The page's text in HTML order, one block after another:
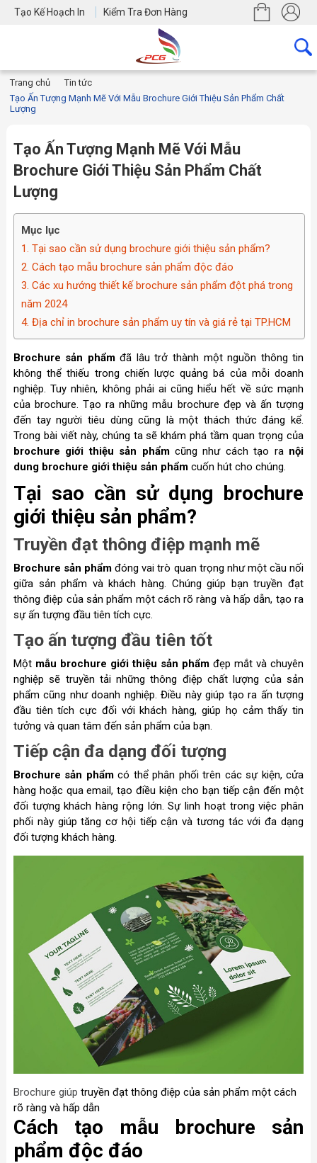
Tạo Kế Hoạch In Kiểm Tra Đơn Hàng
Trang chủ
Tin tức
Tạo Ấn Tượng Mạnh Mẽ Với Mẫu Brochure Giới Thiệu Sản Phẩm Chất
Lượng
Tạo Ấn Tượng Mạnh Mẽ Với Mẫu
Brochure Giới Thiệu Sản Phẩm Chất
Lượng
Mục lục
1. Tại sao cần sử dụng brochure giới thiệu sản phẩm?
2. Cách tạo mẫu brochure sản phẩm độc đáo
3. Các xu hướng thiết kế brochure sản phẩm đột phá trong
năm 2024
4. Địa chỉ in brochure sản phẩm uy tín và giá rẻ tại TP.HCM
Brochure sản phẩmđã lâu trở thành một nguồn thông tin
không thể thiếu trong chiến lược quảng bá của mỗi doanh
nghiệp. Tuy nhiên, không phải ai cũng hiểu hết về sức mạnh
của brochure. Tạo ra những mẫu brochure đẹp và ấn tượng
đến tay người tiêu dùng cũng là một thách thức đáng kể.
Trong bài viết này, chúng ta sẽ khám phá tầm quan trọng của
brochure giới thiệu sản phẩmcũng như cách tạo ra nội
dung brochure giới thiệu sản phẩmcuốn hút cho chúng.
Tại sao cần sử dụng brochure
giới thiệu sản phẩm?
Truyền đạt thông điệp mạnh mẽ
Brochure sản phẩm đóng vai trò quan trọng như một cầu nối
giữa sản phẩm và khách hàng. Chúng giúp bạn truyền đạt
thông điệp của sản phẩm một cách rõ ràng và hấp dẫn, tạo ra
sự ấn tượng đầu tiên tích cực.
Tạo ấn tượng đầu tiên tốt
Một mẫu brochure giới thiệu sản phẩm đẹp mắt và chuyên
nghiệp sẽ truyền tải những thông điệp chất lượng của sản
phẩm cũng như doanh nghiệp. Điều này giúp tạo ra ấn tượng
đầu tiên tích cực đối với khách hàng, giúp họ cảm thấy tin
tưởng và quan tâm đến sản phẩm của bạn.
Tiếp cận đa dạng đối tượng
Brochure sản phẩmcó thể phân phối trên các sự kiện, cửa
hàng hoặc qua email, tạo điều kiện cho bạn tiếp cận đến một
đối tượng khách hàng rộng lớn. Sự linh hoạt trong việc phân
phối này giúp tăng cơ hội tiếp cận và tương tác với đa dạng
đối tượng khách hàng.
Brochure giúp truyền đạt thông điệp của sản phẩm một cách
rõ ràng và hấp dẫn
Cách tạo mẫu brochure sản
phẩm độc đáo